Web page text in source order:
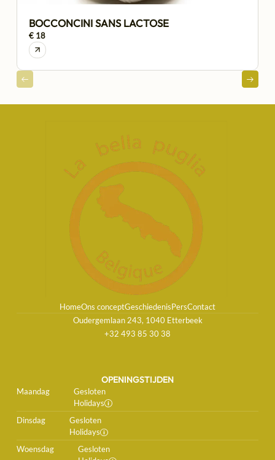
BOCCONCINI SANS LACTOSE
€ 18
HomeOns conceptGeschiedenisPersContact
Oudergemlaan 243, 1040 Etterbeek
+32 493 85 30 38
OPENINGSTIJDEN
Maandag Gesloten
Holidays
Dinsdag Gesloten
Holidays
Woensdag Gesloten